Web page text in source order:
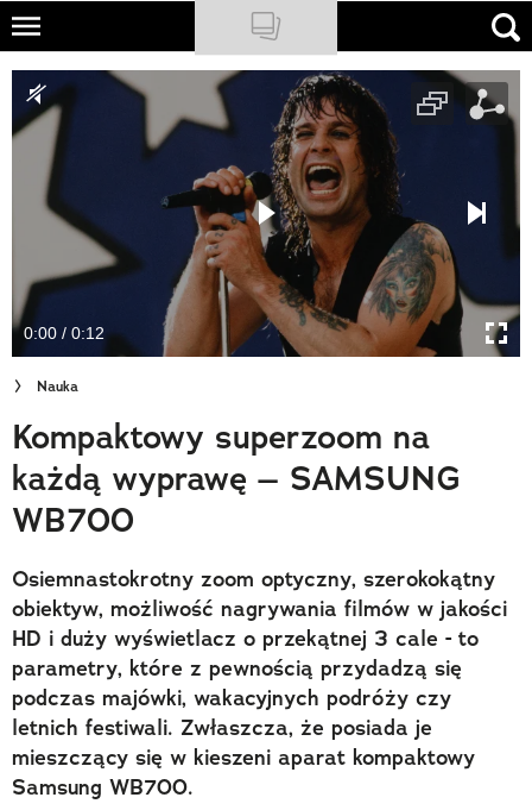
Skip
main
content
NATIONAL GEOGRAPHIC
TRAVELER
PODCASTY
Newsletter
Cuda Polski
Wielki Konkurs Fotograficzny
Trendbook Podróżniczy
Polecane
0:00 / 0:12
Nauka
Kompaktowy superzoom na
każdą wyprawę – SAMSUNG
WB700
Osiemnastokrotny zoom optyczny, szerokokątny
obiektyw, możliwość nagrywania filmów w jakości
HD i duży wyświetlacz o przekątnej 3 cale - to
parametry, które z pewnością przydadzą się
podczas majówki, wakacyjnych podróży czy
letnich festiwali. Zwłaszcza, że posiada je
mieszczący się w kieszeni aparat kompaktowy
Samsung WB700.